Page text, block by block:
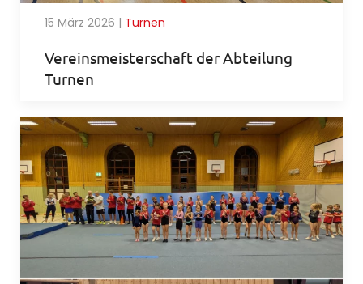
15 März 2026 | Turnen
Vereinsmeisterschaft der Abteilung
Turnen